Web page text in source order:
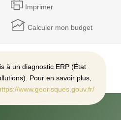
Imprimer
Calculer mon budget
à un diagnostic ERP (État
Pour en savoir plus,
www.georisques.gouv.fr/